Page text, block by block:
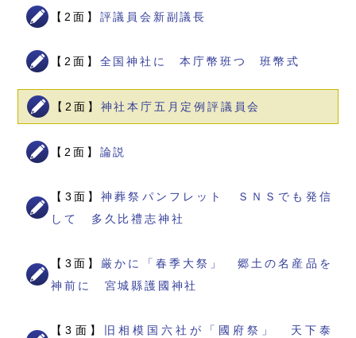
【2面】 評議員会新副議長
【2面】 全国神社に 本庁幣班つ 班幣式
【2面】 神社本庁五月定例評議員会
【2面】 論説
【3面】神葬祭パンフレット ＳＮＳでも発信
して 多久比禮志神社
【3面】 厳かに「春季大祭」 郷土の名産品を
神前に 宮城縣護國神社
【3面】
旧相模国六社が「國府祭」 天下泰